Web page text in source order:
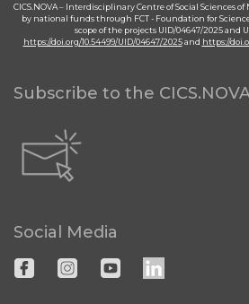
CICS.NOVA – Interdisciplinary Centre of Social Sciences
by national funds through FCT - Foundation for
scope of the projects UID/04647/2025 and
https://doi.org/10.54499/UID/04647/2025and https://
Subscribe to the
Social Media